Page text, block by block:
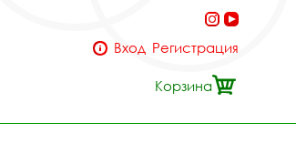
Вход Регистрация
Корзина